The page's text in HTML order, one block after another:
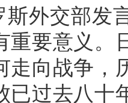
斯外交部发
重要意义。
走向战争，
已过去八十